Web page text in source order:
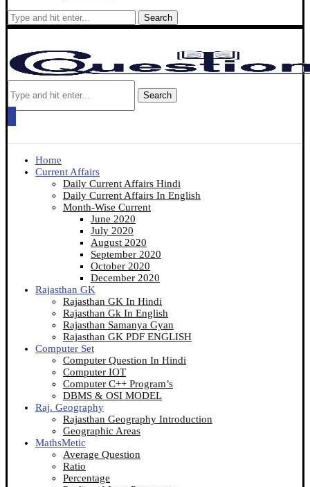
Search
Search
Home
Current Affairs
Daily Current Affairs Hindi
Daily Current Affairs In English
Month-Wise Current
June 2020
July 2020
August 2020
September 2020
October 2020
December 2020
Rajasthan GK
Rajasthan GK In Hindi
Rajasthan Gk In English
Rajasthan Samanya Gyan
Rajasthan GK PDF ENGLISH
Computer Set
Computer Question In Hindi
Computer IOT
Computer C++ Program’s
DBMS & OSI MODEL
Raj. Geography
Rajasthan Geography Introduction
Geographic Areas
MathsMetic
Average Question
Ratio
Percentage